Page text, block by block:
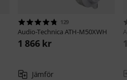
129
Audio-Technica ATH-M50XWH
1 866 kr
Jämför